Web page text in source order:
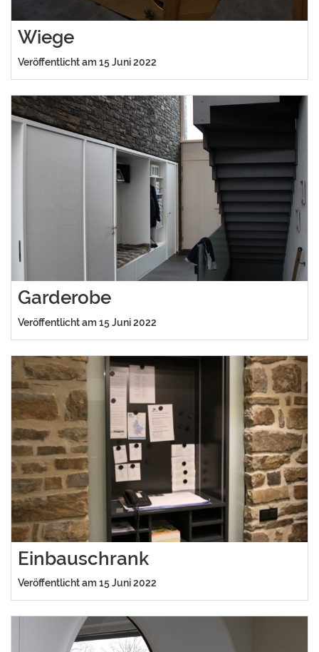
Wiege
Veröffentlicht am 15 Juni 2022
Garderobe
Veröffentlicht am 15 Juni 2022
Einbauschrank
Veröffentlicht am 15 Juni 2022